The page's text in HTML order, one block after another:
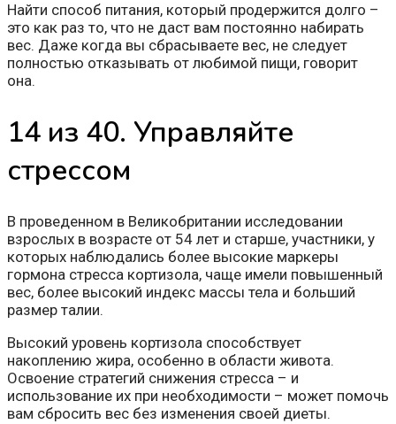
Найти способ питания, который продержится долго –
это как раз то, что не даст вам постоянно набирать
вес. Даже когда вы сбрасываете вес, не следует
полностью отказывать от любимой пищи, говорит
она.
14 из 40. Управляйте
стрессом
В проведенном в Великобритании исследовании
взрослых в возрасте от 54 лет и старше, участники, у
которых наблюдались более высокие маркеры
гормона стресса кортизола, чаще имели повышенный
вес, более высокий индекс массы тела и больший
размер талии.
Высокий уровень кортизола способствует
накоплению жира, особенно в области живота.
Освоение стратегий снижения стресса – и
использование их при необходимости – может помочь
вам сбросить вес без изменения своей диеты.